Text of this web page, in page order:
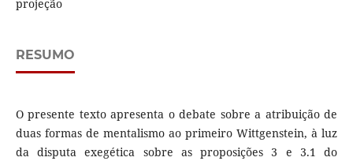
projeção
RESUMO
O presente texto apresenta o debate sobre a atribuição de
duas formas de mentalismo ao primeiro Wittgenstein, à luz
da disputa exegética sobre as proposições 3 e 3.1 do